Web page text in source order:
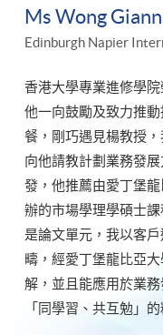
Ms Wong
Edinburgh Napier
香港大學專業進修學
他一向鼓勵及致力推
餐，剛巧遇見楊教授
向他請教計劃業務發
發，他推薦由愛丁堡
辦的市場學理學碩士
是論文單元，我以客
疇，經愛丁堡龍比亞
解，並且能應用於業
「同學習、共互勉」